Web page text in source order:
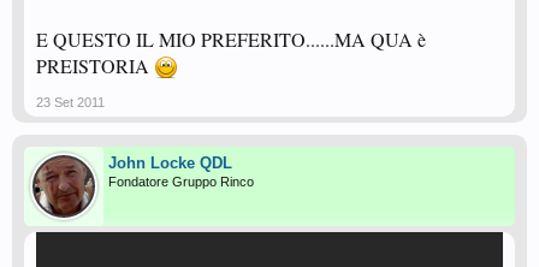
E QUESTO IL MIO PREFERITO......MA QUA è
PREISTORIA
23 Set 2011
John Locke QDL
Fondatore Gruppo Rinco